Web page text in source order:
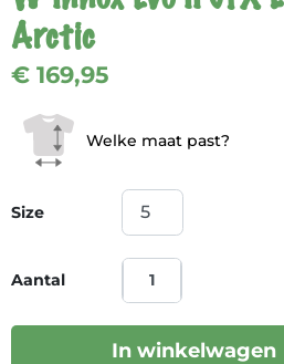
Arctic
€ 169,95
Size
Welke maat past?
Aantal
In winkelwagen